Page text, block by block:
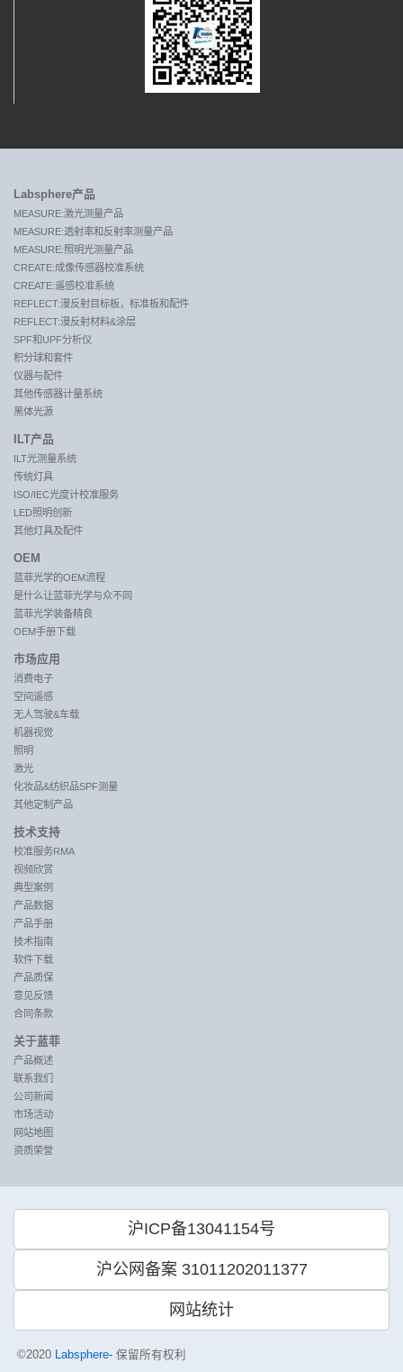
Labsphere产品
MEASURE:激光测量产品
MEASURE:透射率和反射率测量产品
MEASURE:照明光测量产品
CREATE:成像传感器校准系统
CREATE:遥感校准系统
REFLECT:漫反射目标板，标准板和配件
REFLECT:漫反射材料&涂层
SPF和UPF分析仪
积分球和套件
仪器与配件
其他传感器计量系统
黑体光源
ILT产品
ILT光测量系统
传统灯具
ISO/IEC光度计校准服务
LED照明创新
其他灯具及配件
OEM
蓝菲光学的OEM流程
是什么让蓝菲光学与众不同
蓝菲光学装备精良
OEM手册下载
市场应用
消费电子
空间遥感
无人驾驶&车载
机器视觉
照明
激光
化妆品&纺织品SPF测量
其他定制产品
技术支持
校准服务RMA
视频欣赏
典型案例
产品数据
产品手册
技术指南
软件下载
产品质保
意见反馈
合同条款
关于蓝菲
产品概述
联系我们
公司新闻
市场活动
网站地图
资质荣誉
沪ICP备13041154号
沪公网备案 31011202011377
网站统计
©2020 Labsphere- 保留所有权利